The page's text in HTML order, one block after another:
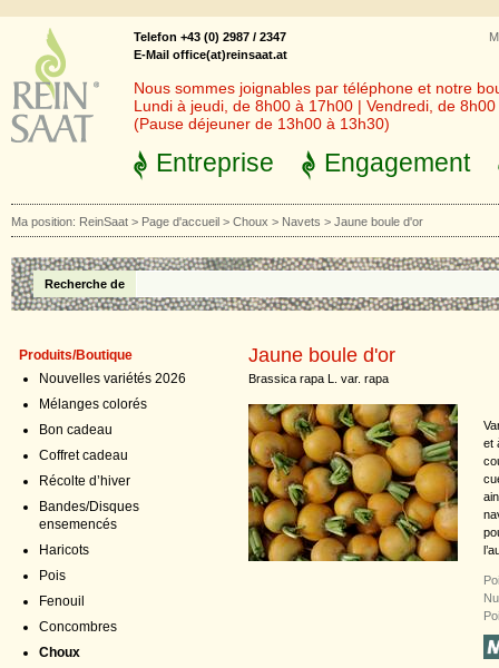
Telefon +43 (0) 2987 / 2347
E-Mail office(at)reinsaat.at
Nous sommes joignables par téléphone et notre
Lundi à jeudi, de 8h00 à 17h00 | Vendredi, de
(Pause déjeuner de 13h00 à 13h30)
Entreprise Engagement
Ma position: ReinSaat > Page d'accueil > Choux > Navets > Jaune boule d'or
Recherche de
Produits/Boutique
Nouvelles variétés 2026
Mélanges colorés
Bon cadeau
Coffret cadeau
Récolte d’hiver
Bandes/Disques
ensemencés
Haricots
Pois
Fenouil
Concombres
Choux
Jaune boule d'or
Brassica rapa L. var. rapa
et